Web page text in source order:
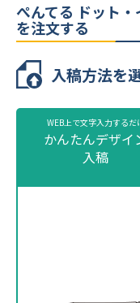
ぺんてる ド
0.5mmの名
名入れ方法
名入れ箇所
名入れ色
ぺんてる ドット
を注文する
入稿方法を
WEB上で文字入力するだ
かんたんデザイ
入稿
株式会社ミコミル